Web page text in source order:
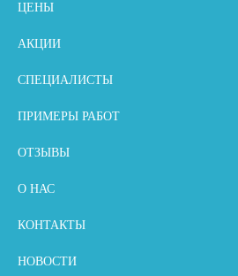
ЦЕНЫ
АКЦИИ
СПЕЦИАЛИСТЫ
ПРИМЕРЫ РАБОТ
ОТЗЫВЫ
О НАС
КОНТАКТЫ
НОВОСТИ